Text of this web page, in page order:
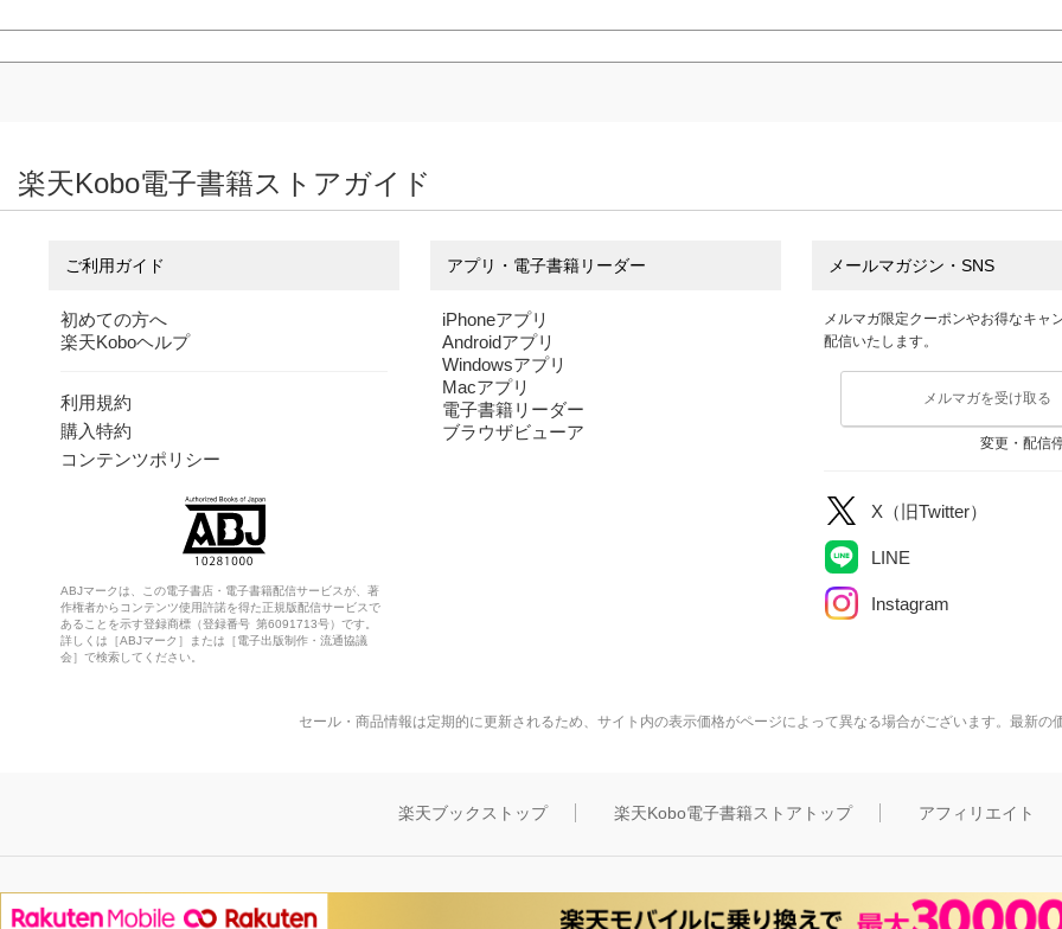
楽天Kobo電子書籍ストアガイド
ご利用ガイド
初めての方へ
楽天Koboヘルプ
利用規約
購入特約
コンテンツポリシー
ABJマークは、この電子書店・電子書籍配信サービスが、著
作権者からコンテンツ使用許諾を得た正規版配信サービスで
あることを示す登録商標（登録番号 第6091713号）です。
詳しくは［ABJマーク］または［電子出版制作・流通協議
会］で検索してください。
アプリ・電子書籍リーダー
iPhoneアプリ
Androidアプリ
Windowsアプリ
Macアプリ
電子書籍リーダー
ブラウザビューア
メールマガジン・SNS
メルマガ限定クーポンやお得なキャ
配信いたします。
メルマガを受け取る
変更・配信
X（旧Twitter）
LINE
Instagram
セール・商品情報は定期的に更新されるため、サイト内の表示価格がページによって異なる場合がございます。最新の
楽天ブックストップ 楽天Kobo電子書籍ストアトップ アフィリエイト